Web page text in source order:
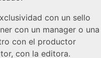
con un sello
con un manager o una
con el productor
con la editora.